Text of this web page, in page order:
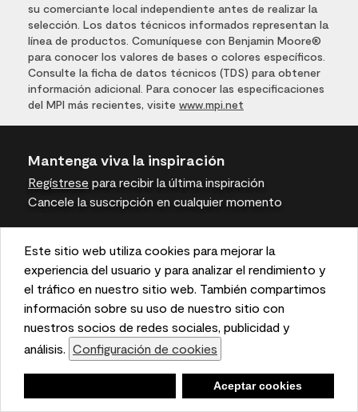
This website uses cookies to enhance user experience
and to analyze performance and traffic on our website.
We also share information about your use of our site
with our social media, advertising, and analytics
partners. Cookie Settings
Accept Cookies
Este sitio web utiliza cookies para mejorar la
experiencia del usuario y para analizar el rendimiento y
el tráfico en nuestro sitio web. También compartimos
información sobre su uso de nuestro sitio con
nuestros socios de redes sociales, publicidad y
análisis. Configuración de cookies
Aceptar cookies
su comerciante local independiente antes de realizar la
selección. Los datos técnicos informados representan la
línea de productos. Comuníquese con Benjamin Moore®
para conocer los valores de bases o colores específicos.
Consulte la ficha de datos técnicos (TDS) para obtener
información adicional. Para conocer las especificaciones
del MPI más recientes, visite www.mpi.net
Mantenga viva la inspiración
Regístrese para recibir la última inspiración
Cancele la suscripción en cualquier momento
Benjamin Moore
Para profesionales